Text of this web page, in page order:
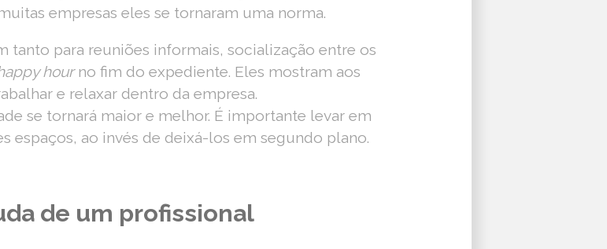
empresas eles se tornaram uma norma.
tanto para reuniões informais, socialização entre os
hourno fim do expediente. Eles mostram aos
e relaxar dentro da empresa.
se tornará maior e melhor. É importante levar em
espaços, ao invés de deixá-los em segundo plano.
de um profissional